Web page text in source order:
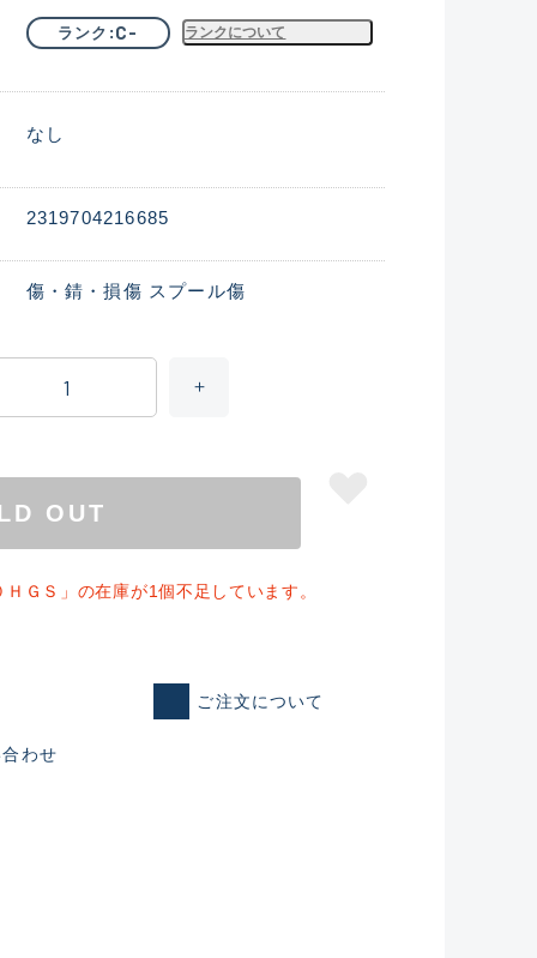
ランク C- ランクについて
なし
2319704216685
傷・錆・損傷 スプール傷
OUT
ＧＳ」の在庫が1個不足しています。
ご注文について
わせ